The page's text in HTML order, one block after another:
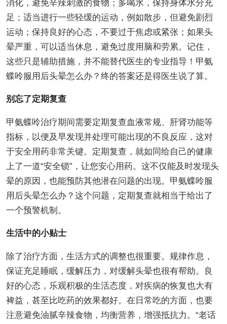
消化，避免辛辣刺激的食物；多喝水，保持身体水分充
足；适当进行一些轻缓的运动，例如散步，但避免剧烈
运动；保持良好的心态，不要过于焦虑或紧张；如果头
晕严重，可以适当休息，避免过度用脑和劳累。记住，
这些只是辅助措施，并不能替代医生的专业指导！甲氨
蝶呤服用后头晕怎么办？终的答案还是得医生说了算。
别忘了定期复查
甲氨蝶呤治疗期间需要定期复查血液常规、肝肾功能等
指标，以便及早发现并处理可能出现的不良反应，这对
于安全用药非常关键。定期复查，就如同给自己的健康
上了一道“安全锁”，让您安心用药。这不仅能及时发现头
晕的原因，也能预防其他潜在问题的出现。甲氨蝶呤服
用后头晕怎么办？这个问题，定期复查就相当于给出了
一个预警机制。
生活中的小贴士
除了治疗方面，生活方式的调整也很重要。规律作息，
保证充足睡眠，缓解压力，对缓解头晕也很有帮助。良
好的心态，乐观积极的生活态度，对疾病的恢复也大有
裨益，甚至比吃药的效果都好。在日常吃的方面，也要
注意避免油腻辛辣食物，均衡营养，增强抵抗力。“老话